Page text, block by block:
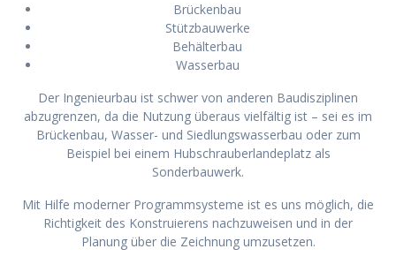
Brückenbau
Stützbauwerke
Behälterbau
Wasserbau
Der Ingenieurbau ist schwer von anderen Baudisziplinen
abzugrenzen, da die Nutzung überaus vielfältig ist – sei es im
Brückenbau, Wasser- und Siedlungswasserbau oder zum
Beispiel bei einem Hubschrauberlandeplatz als
Sonderbauwerk.
Mit Hilfe moderner Programmsysteme ist es uns möglich, die
Richtigkeit des Konstruierens nachzuweisen und in der
Planung über die Zeichnung umzusetzen.